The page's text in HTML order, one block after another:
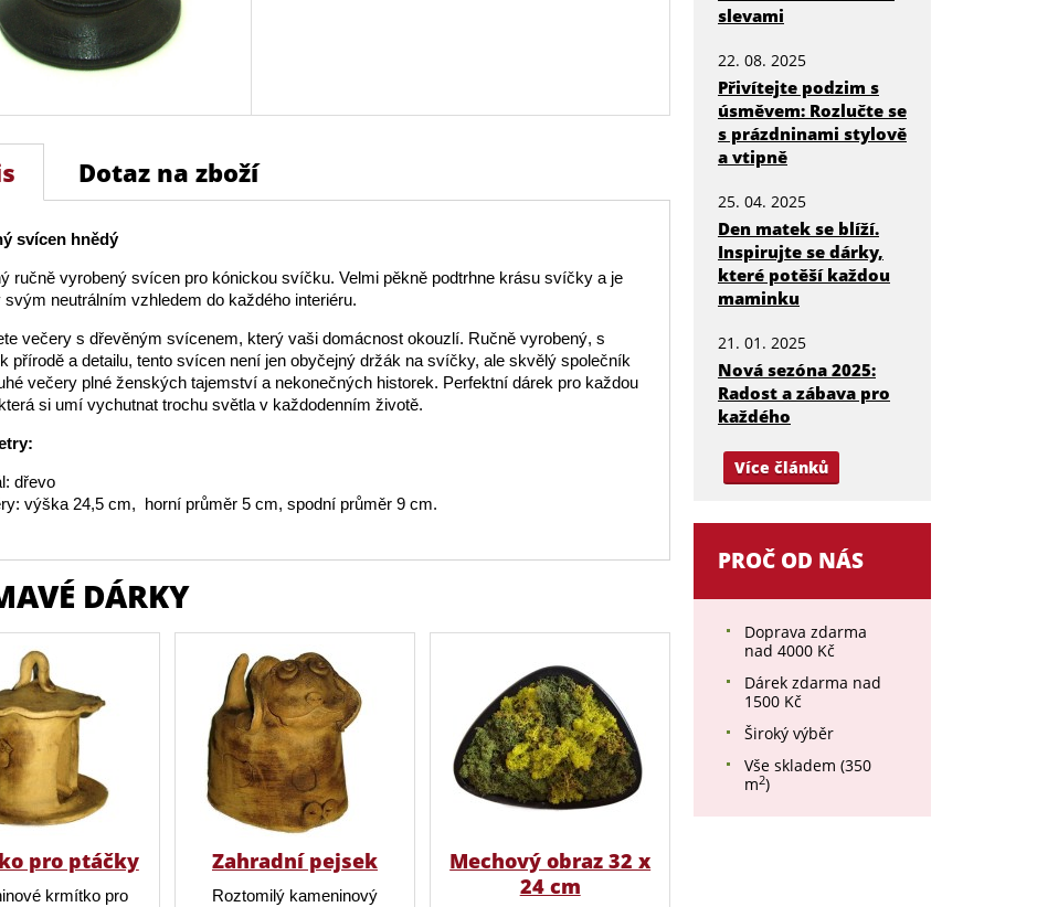
Dotaz na zboží
svícen hnědý
ručně vyrobený svícen pro kónickou svíčku. Velmi pěkně podtrhne krásu svíčky a je
svým neutrálním vzhledem do každého interiéru.
večery s dřevěným svícenem, který vaši domácnost okouzlí. Ručně vyrobený, s
přírodě a detailu, tento svícen není jen obyčejný držák na svíčky, ale skvělý společník
večery plné ženských tajemství a nekonečných historek. Perfektní dárek pro každou
si umí vychutnat trochu světla v každodenním životě.
dřevo
výška 24,5 cm, horní průměr 5 cm, spodní průměr 9 cm.
DÁRKY
pro ptáčky
krmítko pro
Zahradní pejsek
Roztomilý kameninový
Mechový obraz 32 x
24 cm
slevami
22. 08. 2025
Přivítejte podzim s
úsměvem: Rozlučte se
s prázdninami stylově
a vtipně
25. 04. 2025
Den matek se blíží.
Inspirujte se dárky,
které potěší každou
maminku
21. 01. 2025
Nová sezóna 2025:
Radost a zábava pro
každého
Více článků
PROČ OD NÁS
Doprava zdarma
nad 4000 Kč
Dárek zdarma nad
1500 Kč
Široký výběr
Vše skladem (350
m2)